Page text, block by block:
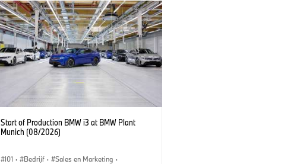
Start of Production BMW i3 at BMW Plant
Munich (08/2026)
I01 · Bedrijf · Sales en Marketing ·